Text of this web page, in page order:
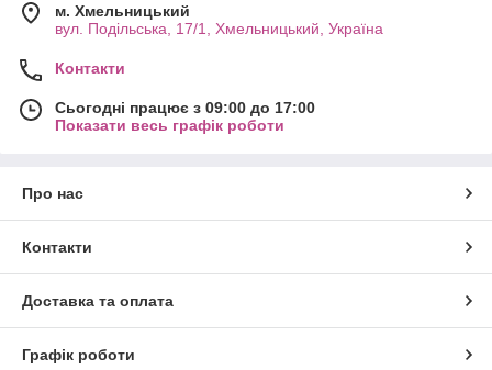
м. Хмельницький
вул. Подільська, 17/1, Хмельницький, Україна
Контакти
Сьогодні працює з 09:00 до 17:00
Показати весь графік роботи
Про нас
Контакти
Доставка та оплата
Графік роботи